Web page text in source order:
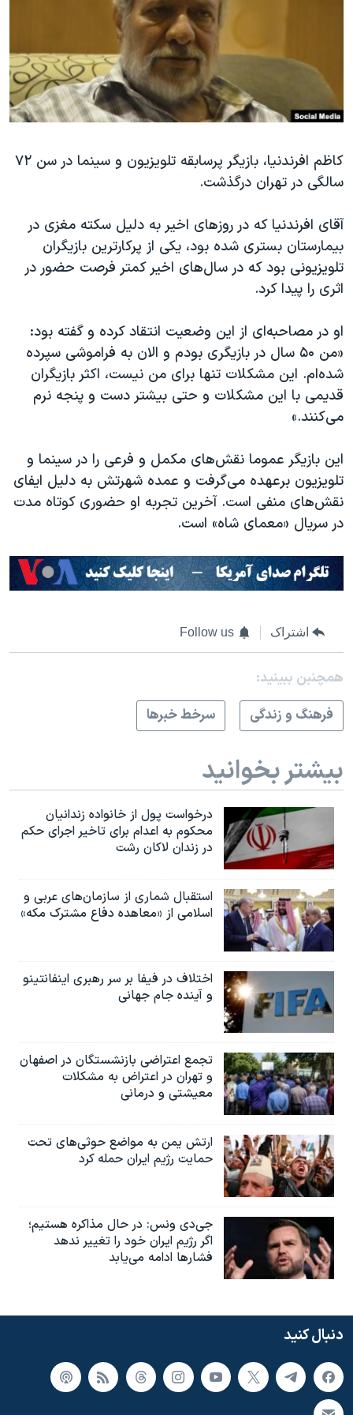
اقتصادی
گالری عکس
آرشیو پخش زنده
انتخابات ریاست جمهوری آمریکا ۲۰۲۴
حمله جمهوری اسلامی به اسرائیل
اعتراضات زن، زندگی، آزادی
مجموعه مستندهای دادخواهی
دادگاه حمید نوری
چهل سال گروگان‌گیری
قانون شفافیت دارائی کادر رهبری ایران
اعتراضات مردمی آبان ۹۸
اسرائیل در جنگ
نرگس محمدی برنده جایزه نوبل صلح
همایش محافظه‌کاران آمریکا «سی‌پک»
سفر پرزیدنت ترامپ به چین
زبانهای مختلف
کاظم افرندنیا، بازیگر پرسابقه تلویزیون و سینما در سن ۷۲
سالگی در تهران درگذشت.
آقای افرندنیا که در روزهای اخیر به دلیل سکته مغزی در
بیمارستان بستری شده بود، یکی از پرکارترین بازیگران
تلویزیونی بود که در سال‌های اخیر کمتر فرصت حضور در
اثری را پیدا کرد.
او در مصاحبه‌ای از این وضعیت انتقاد کرده و گفته بود:
«من ۵۰ سال در بازیگری بودم و الان به فراموشی سپرده
شده‌ام. این مشکلات تنها برای من نیست، اکثر بازیگران
قدیمی با این مشکلات و حتی بیشتر دست و پنجه نرم
می‌کنند.»
این بازیگر عموما نقش‌های مکمل و فرعی را در سینما و
تلویزیون برعهده می‌گرفت و عمده شهرتش به دلیل ایفای
نقش‌های منفی است. آخرین تجربه او حضوری کوتاه مدت
در سریال «معمای شاه» است.
اشتراک Follow us
همچنبن ببینید:
فرهنگ و زندگی
سرخط خبرها
بیشتر بخوانید
درخواست پول از خانواده زندانیان
محکوم به‌ اعدام برای تاخیر اجرای حکم
در زندان لاکان رشت
استقبال شماری از سازمان‌های عربی و
اسلامی از «معاهده دفاع مشترک مکه»
اختلاف در فیفا بر سر رهبری اینفانتینو
و آینده جام جهانی
تجمع اعتراضی بازنشستگان در اصفهان
و تهران در اعتراض به مشکلات
معیشتی و درمانی
ارتش یمن به مواضع حوثی‌های تحت
حمایت رژیم ایران حمله کرد
جی‌دی ونس: در حال مذاکره هستیم؛
اگر رژیم ایران خود را تغییر ندهد
فشارها ادامه می‌یابد
دنبال کنید